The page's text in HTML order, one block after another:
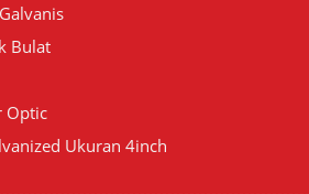
Bulat
Optic
Ukuran 4inch